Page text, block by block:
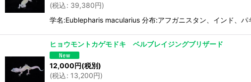
(税込: 39,380円)
学名:Eublepharis macularius 分布:アフガニスタン、インド、
ヒョウモントカゲモドキ ベルブレイジングブリザード
12,000円(税別)
(税込: 13,200円)